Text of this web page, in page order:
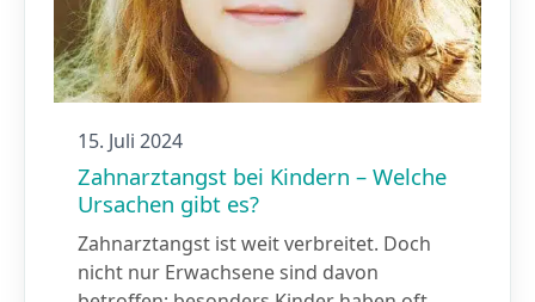
15. Juli 2024
Zahnarztangst bei Kindern – Welche
Ursachen gibt es?
Zahnarztangst ist weit verbreitet. Doch
nicht nur Erwachsene sind davon